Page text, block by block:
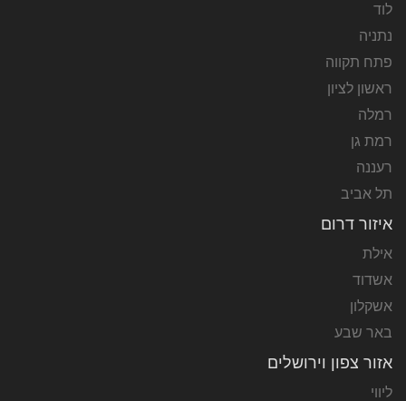
לוד
נתניה
פתח תקווה
ראשון לציון
רמלה
רמת גן
רעננה
תל אביב
איזור דרום
אילת
אשדוד
אשקלון
באר שבע
אזור צפון וירושלים
ליווי